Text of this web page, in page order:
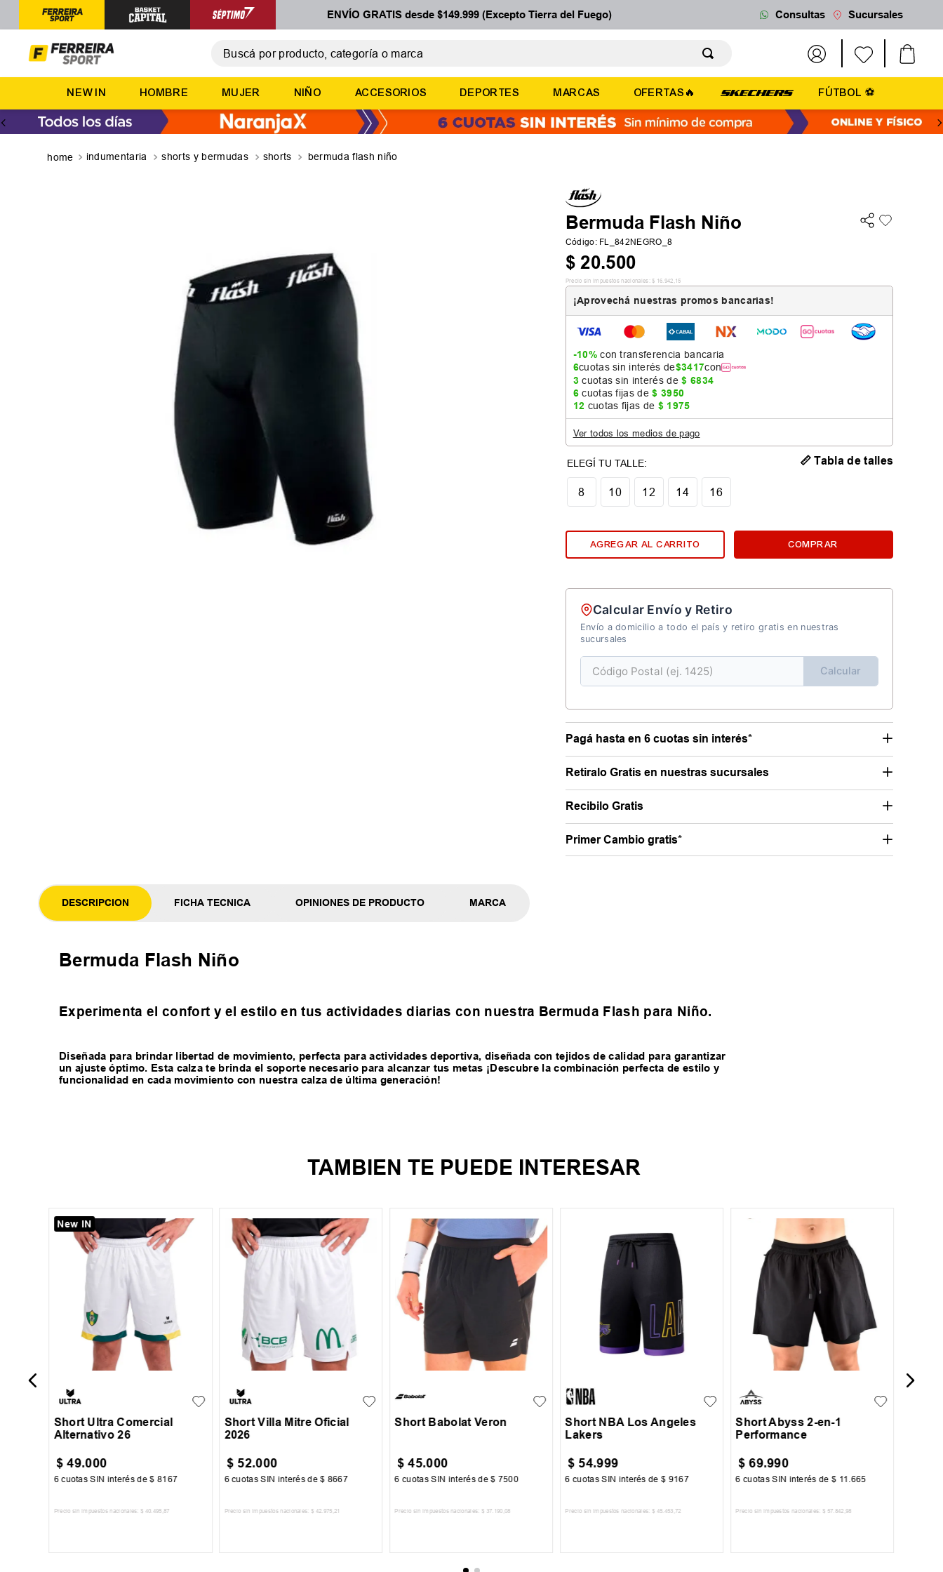
ENVÍO GRATIS desde $149.999 (Excepto Tierra del Fuego) Consultas Sucursales
NEW IN HOMBRE MUJER NIÑO ACCESORIOS DEPORTES MARCAS OFERTAS🔥 FÚTBOL ⚽
indumentaria shorts y bermudas shorts bermuda flash niño
Bermuda Flash Niño
Código: FL_842NEGRO_8
$ 20.500
Precio sin impuestos nacionales: $ 16.942 ,15
¡Aprovechá nuestras promos bancarias!
-10%con transferencia bancaria
6cuotas sin interés de$3417con
3cuotas sin interés de$ 6834
6cuotas fijas de$ 3950
12 cuotas fijas de $ 1975
Ver todos los medios de pago
10 12 14 16
8
📏 Tabla de talles
AGREGAR AL CARRITO COMPRAR
Calcular Envío y Retiro
Envío a domicilio a todo el país y retiro gratis en nuestras
sucursales
Calcular
Pagá hasta en 6 cuotas sin interés*
Retiralo Gratis en nuestras sucursales
Recibilo Gratis
Primer Cambio gratis*
DESCRIPCION FICHA TECNICA OPINIONES DE PRODUCTO MARCA
Bermuda Flash Niño
Experimenta el confort y el estilo en tus actividades diarias con nuestra Bermuda Flash para Niño.
Diseñada para brindar libertad de movimiento, perfecta para actividades deportiva, diseñada con tejidos de calidad para garantizar
un ajuste óptimo. Esta calza te brinda el soporte necesario para alcanzar tus metas ¡Descubre la combinación perfecta de estilo y
funcionalidad en cada movimiento con nuestra calza de última generación!
TAMBIEN TE PUEDE INTERESAR
New IN
L
M XL
XXL
Short Ultra Comercial
Alternativo 26
$ 49.000
6 cuotas SIN interés de$ 8167
Precio sin impuestos nacionales: $ 40 495 ,87
M XL
XXL
Short Villa Mitre Oficial
2026
$ 52.000
6 cuotas SIN interés de$ 8667
Precio sin impuestos nacionales: $ 42 975 ,21
XL
Short Babolat Veron
$ 45.000
6 cuotas SIN interés de$ 7500
Precio sin impuestos nacionales: $ 37 190 ,08
Short NBA Los Angeles
Lakers
$ 54.999
6 cuotas SIN interés de$ 9167
Precio sin impuestos nacionales: $ 45 453 ,72
L
M XL XXL
Short Abyss 2-en-1
Performance
$ 69.990
6 cuotas SIN interés de$ 11 .665
Precio sin impuestos nacionales: $ 57 842 ,98
TÉRMINOS MÁS BUSCADOS
2
zapatillas
.
basquet